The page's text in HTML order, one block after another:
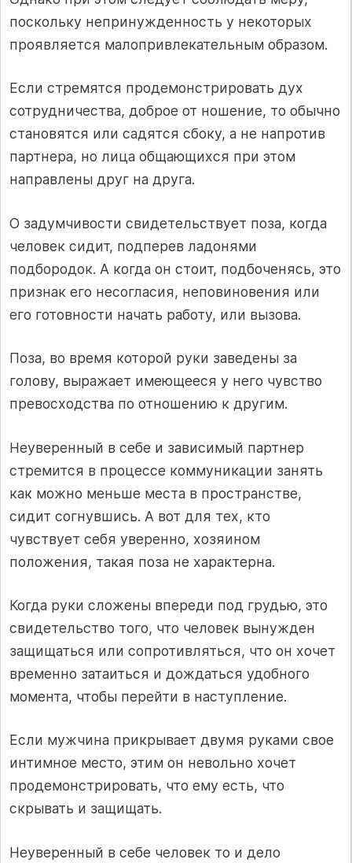
поскольку непринужденность у некоторых
проявляется малопривлекательным образом.
Если стремятся продемонстрировать дух
сотрудничества, доброе от ношение, то обычно
становятся или садятся сбоку, а не напротив
партнера, но лица общающихся при этом
направлены друг на друга.
О задумчивости свидетельствует поза, когда
человек сидит, подперев ладонями
подбородок. А когда он стоит, подбоченясь, это
признак его несогласия, неповиновения или
его готовности начать работу, или вызова.
Поза, во время которой руки заведены за
голову, выражает имеющееся у него чувство
превосходства по отношению к другим.
Неуверенный в себе и зависимый партнер
стремится в процессе коммуникации занять
как можно меньше места в пространстве,
сидит согнувшись. А вот для тех, кто
чувствует себя уверенно, хозяином
положения, такая поза не характерна.
Когда руки сложены впереди под грудью, это
свидетельство того, что человек вынужден
защищаться или сопротивляться, что он хочет
временно затаиться и дождаться удобного
момента, чтобы перейти в наступление.
Если мужчина прикрывает двумя руками свое
интимное место, этим он невольно хочет
продемонстрировать, что ему есть, что
скрывать и защищать.
Неуверенный в себе человек то и дело